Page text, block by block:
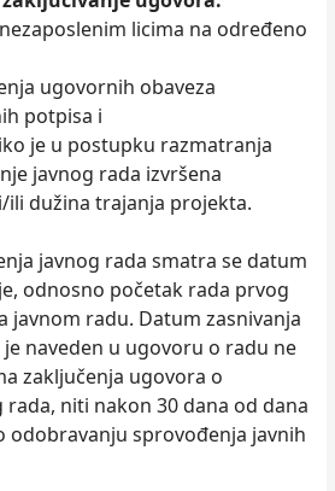
licima na određeno
ugovornih obaveza
potpisa i
je u postupku razmatranja
javnog rada izvršena
ili dužina trajanja projekta.
javnog rada smatra se datum
odnosno početak rada prvog
javnom radu. Datum zasnivanja
naveden u ugovoru o radu ne
zaključenja ugovora o
niti nakon 30 dana od dana
odobravanju sprovođenja javnih